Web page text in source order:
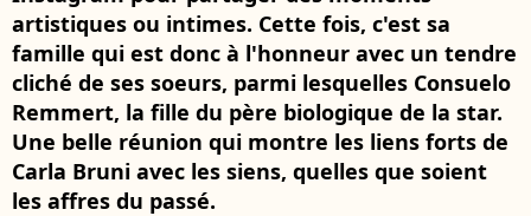
artistiques ou intimes. Cette fois, c'est sa
famille qui est donc à l'honneur avec un tendre
cliché de ses soeurs, parmi lesquelles Consuelo
Remmert, la fille du père biologique de la star.
Une belle réunion qui montre les liens forts de
Carla Bruni avec les siens, quelles que soient
les affres du passé.